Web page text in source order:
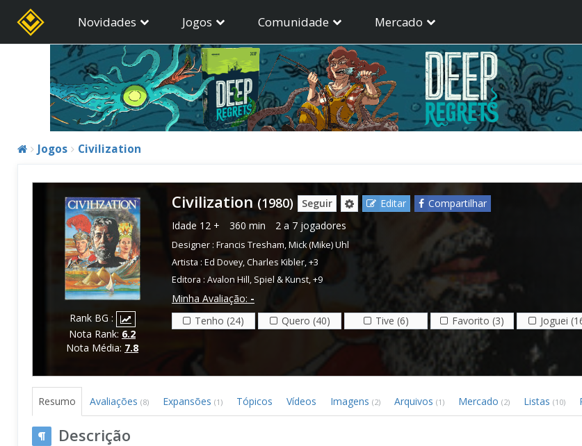
Novidades Jogos Comunidade Mercado
Jogos Civilization
Rank BG :
Nota Rank: 6.2
Nota Média: 7.8
Civilization (1980) Seguir Editar
Compartilhar
Idade 12 + 360 min 2 a 7 jogadores
Designer : Francis Tresham,Mick (Mike) Uhl
Artista : Ed Dovey,Charles Kibler,+3
Editora : Avalon Hill, Spiel & Kunst,+9
Minha Avaliação: -
Tenho (24)
Quero (40) Tive (6) Favorito (3) Joguei
Resumo Avaliações (8) Expansões (1) Tópicos Vídeos Imagens (2) Arquivos (1) Mercado (2) Listas (10)
Descrição